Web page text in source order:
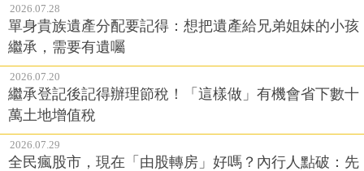
2026.07.28
單身貴族遺產分配要記得：想把遺產給兄弟姐妹的小孩
繼承，需要有遺囑
2026.07.20
繼承登記後記得辦理節稅！「這樣做」有機會省下數十
萬土地增值稅
2026.07.29
全民瘋股市，現在「由股轉房」好嗎？內行人點破：先